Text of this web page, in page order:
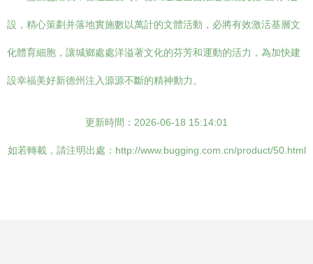
設，精心策劃并落地實施數以萬計的文體活動，必將有效激活基層文
化體育細胞，讓城鄉處處洋溢著文化的芬芳和運動的活力，為加快建
設幸福美好新德州注入源源不斷的精神動力。
更新時間：2026-06-18 15:14:01
如若轉載，請注明出處：http://www.bugging.com.cn/product/50.html